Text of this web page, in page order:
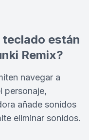
teclado están
Remix?
navegar a
personaje,
añade sonidos
eliminar sonidos.